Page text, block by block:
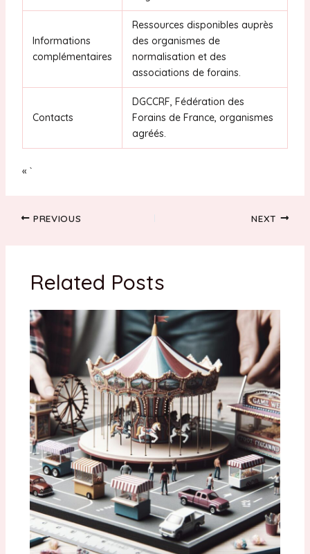
Informations
complémentaires
Ressources disponibles auprès
des organismes de
normalisation et des
associations de forains.
Contacts
DGCCRF, Fédération des
Forains de France, organismes
agréés.
« `
Post
PREVIOUS NEXT
Related Posts